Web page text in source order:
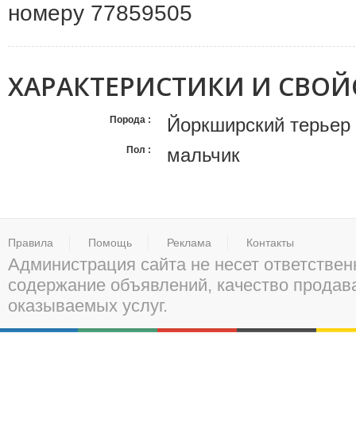
номеру 77859505
ХАРАКТЕРИСТИКИ И
Порода Йоркширский терьер
Пол мальчик
Правила Помощь Реклама Контакты
Администрация сайта не несет
содержание объявлений, качество
оказываемых услуг.